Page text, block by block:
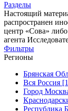
Разделы
Настоящий
распространен
центр «Сова» либо
агента
Фильтры
Регионы
Брянская
Вся Россия
Город
Республика